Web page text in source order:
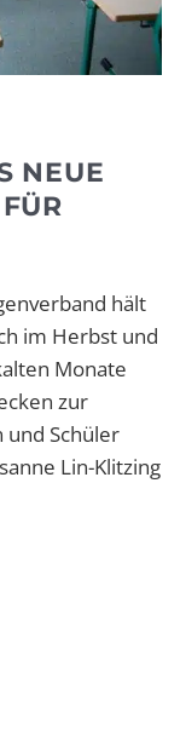
NEUE
hält
im Herbst und
Monate
zur
und Schüler
Lin-Klitzing